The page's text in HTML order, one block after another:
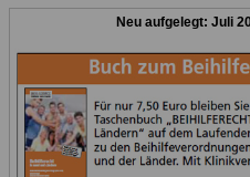
Neu aufgelegt: Juli